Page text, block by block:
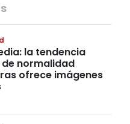
la tendencia
normalidad
ofrece imágenes